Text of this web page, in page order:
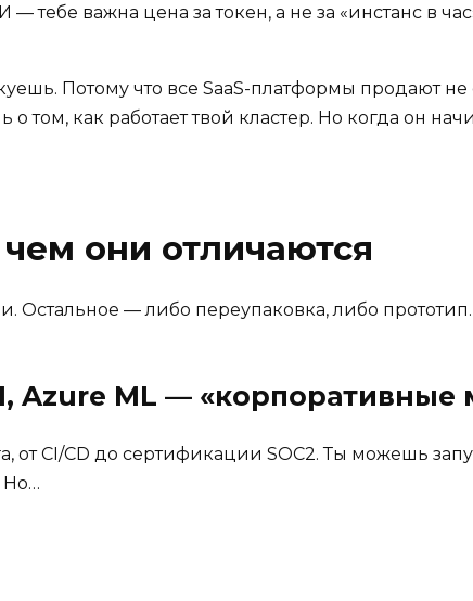
тебе важна цена за токен, а не за «инстанс в
Потому что все SaaS-платформы продают
том, как работает твой кластер. Но когда он
они отличаются
Остальное — либо переупаковка, либо прототип.
Azure ML — «корпоративные
от CI/CD до сертификации SOC2. Ты можешь
Но…